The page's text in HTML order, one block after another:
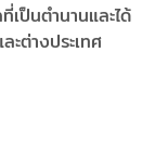
เป็นตำนานและได้
ะต่างประเทศ